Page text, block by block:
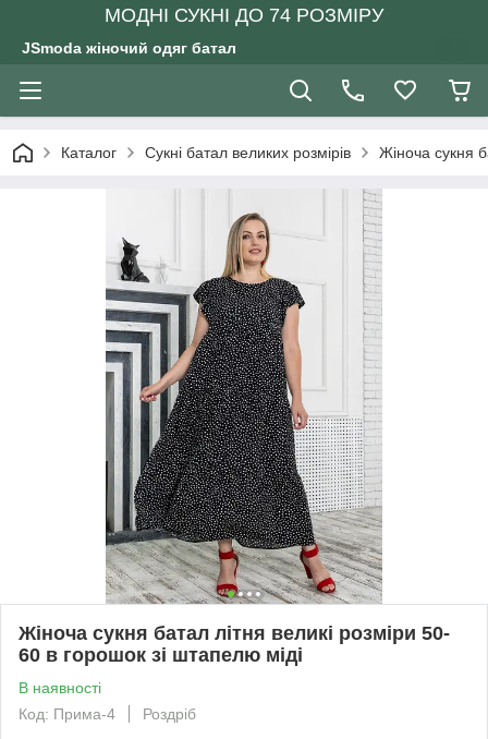
МОДНІ СУКНІ ДО 74 РОЗМІРУ
JSmoda жіночий одяг батал
Каталог Сукні батал великих розмірів Жіноча сукня
Жіноча сукня батал літня великі розміри 50-
60 в горошок зі штапелю міді
В наявності
Код: Прима-4
Роздріб